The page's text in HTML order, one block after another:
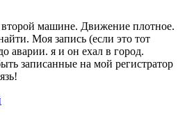
второй машине. Движение плотное.
Моя запись (если это тот
аварии. я и он ехал в город.
записанные на мой регистратор